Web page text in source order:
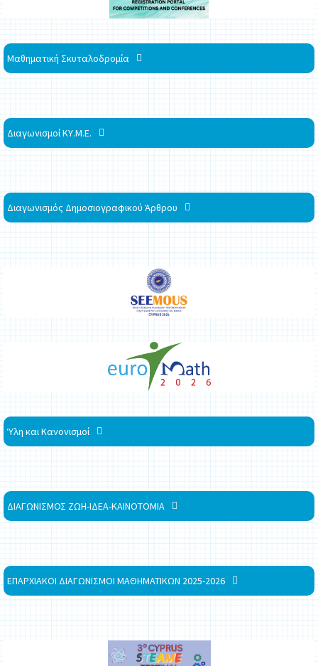
Μαθηματική Σκυταλοδρομία
Διαγωνισμοί ΚΥ.Μ.Ε.
Διαγωνισμός Δημοσιογραφικού Άρθρου
Ύλη και Κανονισμοί
ΔΙΑΓΩΝΙΣΜΟΣ ΖΩΗ-ΙΔΕΑ-ΚΑΙΝΟΤΟΜΙΑ
ΕΠΑΡΧΙΑΚΟΙ ΔΙΑΓΩΝΙΣΜΟΙ ΜΑΘΗΜΑΤΙΚΩΝ 2025-2026